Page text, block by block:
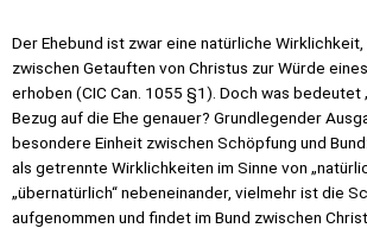
Der Ehebund ist zwar eine natürliche
zwischen Getauften von Christus zur Würde
erhoben (CIC Can. 1055 §1). Doch was bedeutet
Bezug auf die Ehe genauer? Grundlegender
besondere Einheit zwischen Schöpfung und
als getrennte Wirklichkeiten im Sinne von
„übernatürlich“ nebeneinander, vielmehr ist die
aufgenommen und findet im Bund zwischen